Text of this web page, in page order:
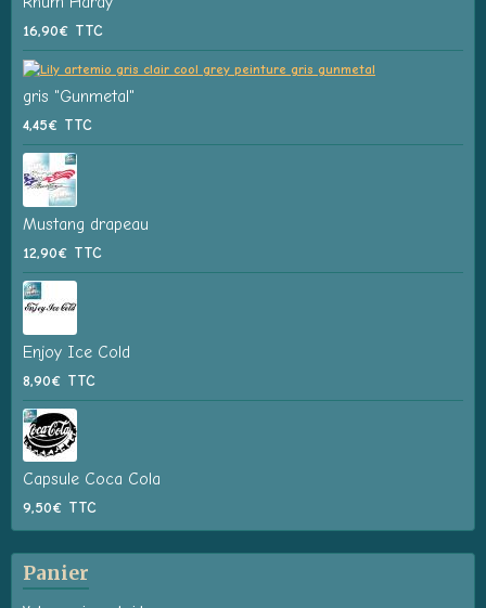
16,90€ TTC
gris "Gunmetal"
4,45€ TTC
Mustang drapeau
12,90€ TTC
Enjoy Ice Cold
8,90€ TTC
Capsule Coca Cola
9,50€ TTC
Panier